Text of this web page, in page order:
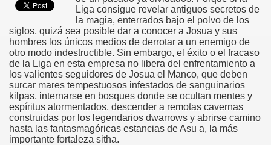
Liga consigue revelar antiguos secretos de
la magia, enterrados bajo el polvo de los
siglos, quizá sea posible dar a conocer a Josua y sus
hombres los únicos medios de derrotar a un enemigo de
otro modo indestructible. Sin embargo, el éxito o el fracaso
de la Liga en esta empresa no libera del enfrentamiento a
los valientes seguidores de Josua el Manco, que deben
surcar mares tempestuosos infestados de sanguinarios
kilpas, internarse en bosques donde se ocultan mentes y
espíritus atormentados, descender a remotas cavernas
construidas por los legendarios dwarrows y abrirse camino
hasta las fantasmagóricas estancias de Asu a, la más
importante fortaleza sitha.